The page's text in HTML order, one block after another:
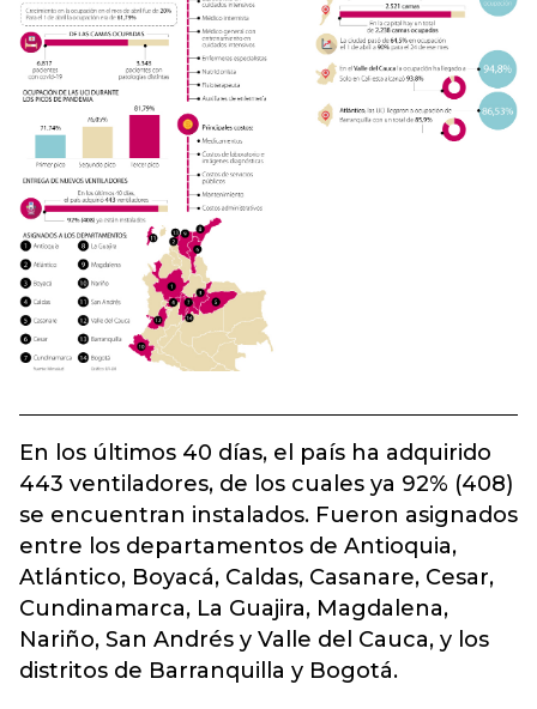
En los últimos 40 días, el país ha adquirido
443 ventiladores, de los cuales ya 92% (408)
se encuentran instalados. Fueron asignados
entre los departamentos de Antioquia,
Atlántico, Boyacá, Caldas, Casanare, Cesar,
Cundinamarca, La Guajira, Magdalena,
Nariño, San Andrés y Valle del Cauca, y los
distritos de Barranquilla y Bogotá.